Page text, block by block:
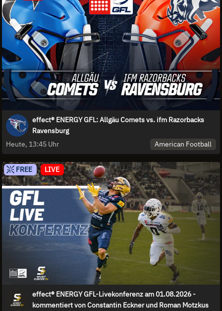
effect® ENERGY GFL: Allgäu Comets vs. ifm Razorbacks
Ravensburg
Heute, 13:45 Uhr
American Football
FREE LIVE
effect® ENERGY GFL-Livekonferenz am 01.08.2026 -
kommentiert von Constantin Eckner und Roman Motzkus